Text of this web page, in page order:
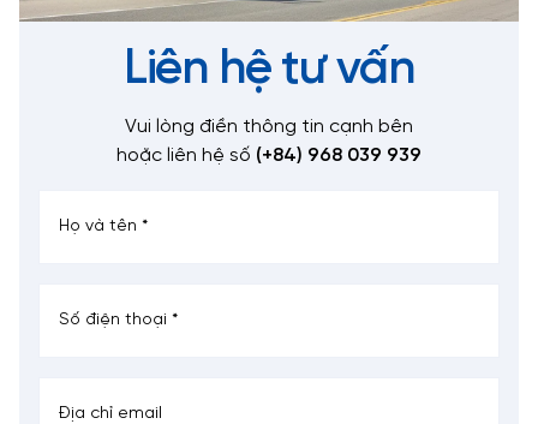
Liên hệ tư vấn
Vui lòng điền thông tin cạnh bên
hoặc liên hệ số (+84) 968 039 939